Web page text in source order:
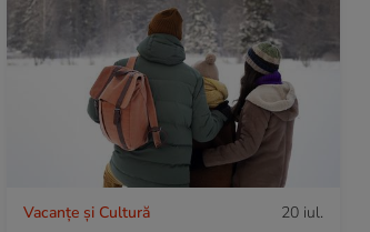
Vacanțe și Cultură 20 iul.